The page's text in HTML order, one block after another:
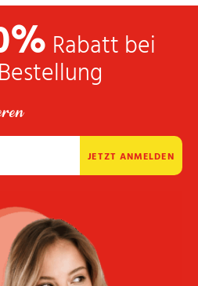
Rabatt bei
JETZT ANMELDEN